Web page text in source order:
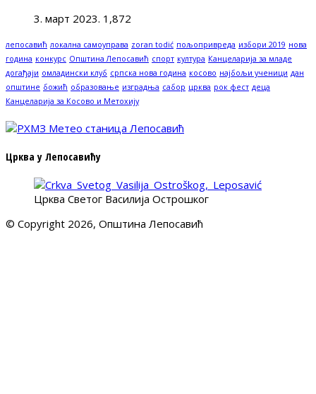
3. март 2023. 1,872
лепосавић локална самоуправа zoran todić пољопривреда избори 2019 нова
година конкурс Општина Лепосавић спорт култура Канцеларија за младе
догађаји омладински клуб српска нова година косово најбољи ученици дан
општине божић образовање изградња сабор црква рок фест деца
Канцеларија за Косово и Метохију
Црква у Лепосавићу
Црква Светог Василија Острошког
© Copyright 2026, Општина Лепосавић